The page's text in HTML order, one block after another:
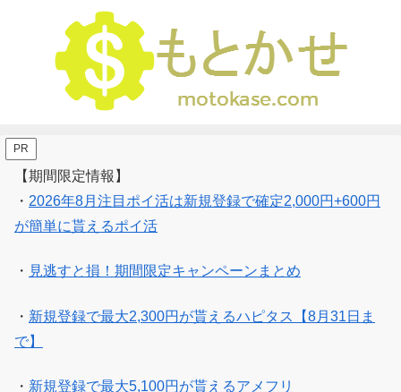
PR
【期間限定情報】
・ 2026年8月注目ポイ活は新規登録で確定2,000円+600円
が簡単に貰えるポイ活
・ 見逃すと損！期間限定キャンペーンまとめ
・ 新規登録で最大2,300円が貰えるハピタス【8月31日ま
で】
・ 新規登録で最大5,100円が貰えるアメフリ